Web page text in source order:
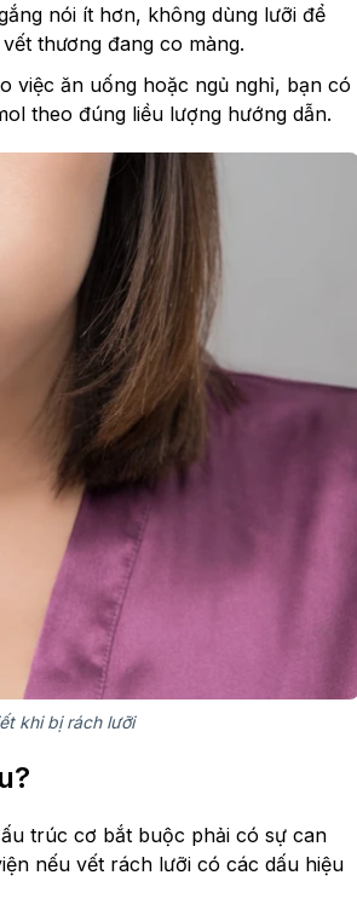
nói ít hơn, không dùng lưỡi để
thương đang co màng.
việc ăn uống hoặc ngủ nghỉ, bạn có
theo đúng liều lượng hướng dẫn.
khi bị rách lưỡi
trúc cơ bắt buộc phải có sự can
nếu vết rách lưỡi có các dấu hiệu